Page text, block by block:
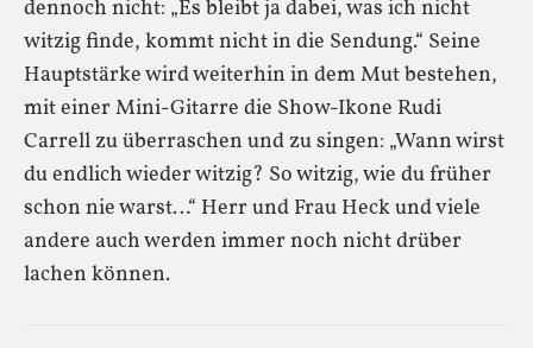
dennoch nicht: „Es bleibt ja dabei, was ich nicht
witzig finde, kommt nicht in die Sendung.“ Seine
Hauptstärke wird weiterhin in dem Mut bestehen,
mit einer Mini-Gitarre die Show-Ikone Rudi
Carrell zu überraschen und zu singen: „Wann wirst
du endlich wieder witzig? So witzig, wie du früher
schon nie warst…“ Herr und Frau Heck und viele
andere auch werden immer noch nicht drüber
lachen können.